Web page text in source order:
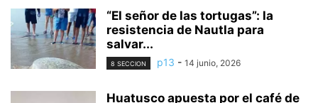
“El señor de las tortugas”: la
resistencia de Nautla para
salvar...
8 SECCION p13 - 14 junio, 2026
Huatusco apuesta por el café de